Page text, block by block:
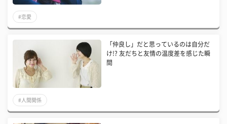
#恋愛
「仲良し」だと思っているのは自分だ
け!? 友だちと友情の温度差を感じた瞬
間
#人間関係